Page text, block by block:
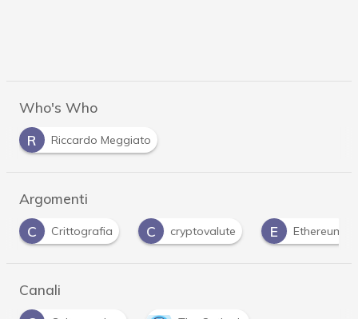
Who's Who
R
Riccardo Meggiato
Argomenti
C
Crittografia C cryptovalute E Ethereum
Canali